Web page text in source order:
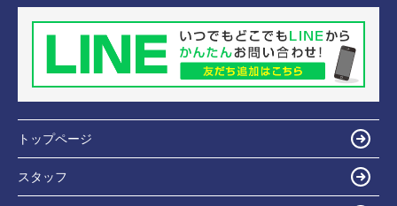
トップページ
スタッフ